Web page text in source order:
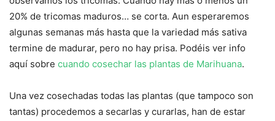
20% de tricomas maduros… se corta. Aun esperaremos
algunas semanas más hasta que la variedad más sativa
termine de madurar, pero no hay prisa. Podéis ver info
aquí sobre cuando cosechar las plantas de Marihuana.
Una vez cosechadas todas las plantas (que tampoco son
tantas) procedemos a secarlas y curarlas, han de estar